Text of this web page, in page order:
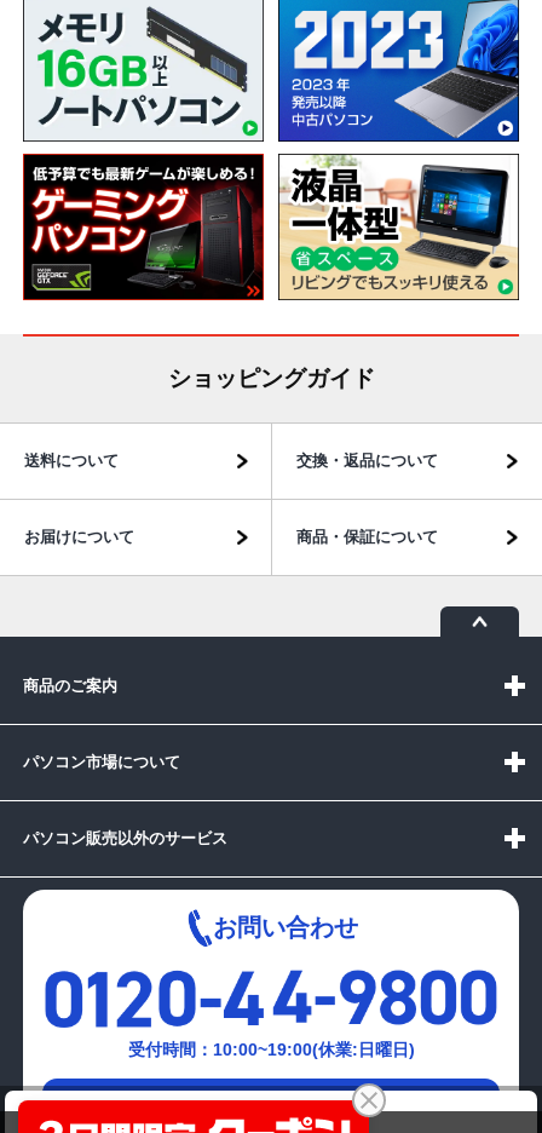
Lenovo B590 Polarisoffice Wマウス
ショッピングガイド
送料について 交換・返品について
お届けについて 商品・保証について
商品のご案内
パソコン市場について
パソコン販売以外のサービス
お問い合わせ
受付時間：10:00~19:00(休業:日曜日)
メールでの